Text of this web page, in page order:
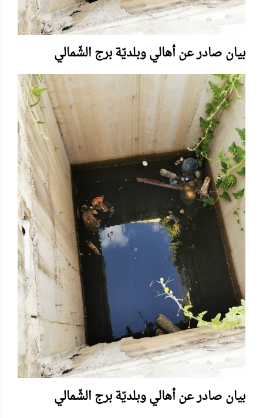
بيان صادر عن أهالي وبلديّة برج الشّمالي
بيان صادر عن أهالي وبلديّة برج الشّمالي